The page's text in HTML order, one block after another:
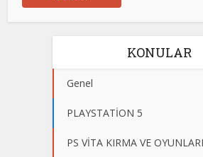
KONULAR
Genel
PLAYSTATİON 5
PS VİTA KIRMA VE OYUNLARI